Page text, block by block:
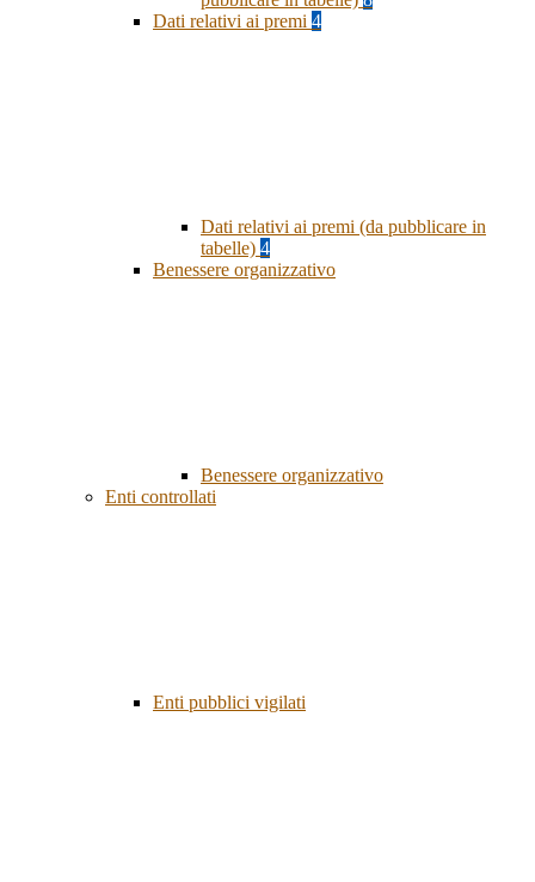
Dati relativi ai premi 4
Dati relativi ai premi (da pubblicare in
tabelle) 4
Benessere organizzativo
Benessere organizzativo
Enti controllati
Enti pubblici vigilati